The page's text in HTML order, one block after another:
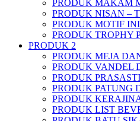
PRODUK MAKAM
PRODUK NISAN –
PRODUK MOTIF
PRODUK TROPHY
PRODUK 2
PRODUK MEJA
PRODUK VANDEL
PRODUK
PRODUK PATUNG
PRODUK
PRODUK LIST